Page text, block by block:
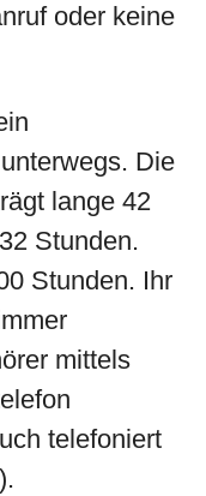
oder keine
Die
lange 42
Stunden.
Stunden. Ihr
mittels
telefoniert